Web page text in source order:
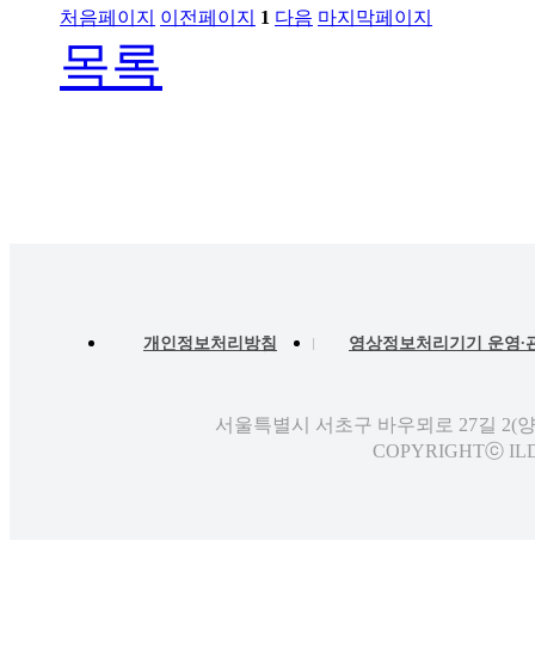
처음페이지
이전페이지 1 다음 마지막페이지
목록
개인정보처리방침 영상정보처리기기 운영∙
서울특별시 서초구 바우뫼로 27길 2(
COPYRIGHTⓒ